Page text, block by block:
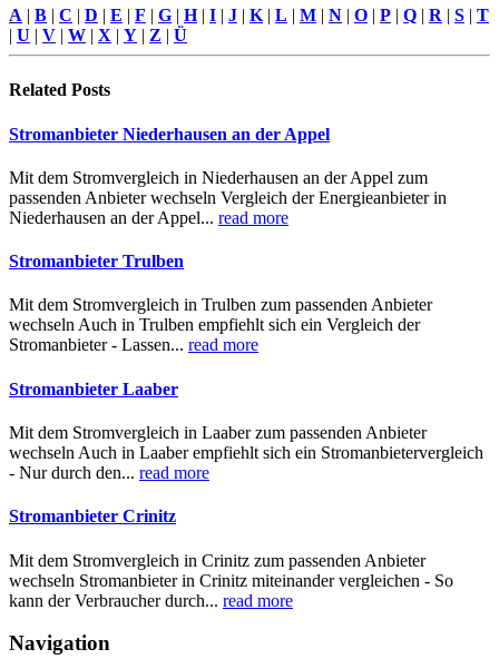
A | B | C | D | E | F | G | H| I | J | K | L | M | N | O | P | Q | R | S | T
| U | V | W | X | Y | Z | Ü
Related Posts
Stromanbieter Niederhausen an der Appel
Mit dem Stromvergleich in Niederhausen an der Appel zum
passenden Anbieter wechseln Vergleich der Energieanbieter in
Niederhausen an der Appel... read more
Stromanbieter Trulben
Mit dem Stromvergleich in Trulben zum passenden Anbieter
wechseln Auch in Trulben empfiehlt sich ein Vergleich der
Stromanbieter - Lassen... read more
Stromanbieter Laaber
Mit dem Stromvergleich in Laaber zum passenden Anbieter
wechseln Auch in Laaber empfiehlt sich ein Stromanbietervergleich
- Nur durch den... read more
Stromanbieter Crinitz
Mit dem Stromvergleich in Crinitz zum passenden Anbieter
wechseln Stromanbieter in Crinitz miteinander vergleichen - So
kann der Verbraucher durch... read more
Navigation